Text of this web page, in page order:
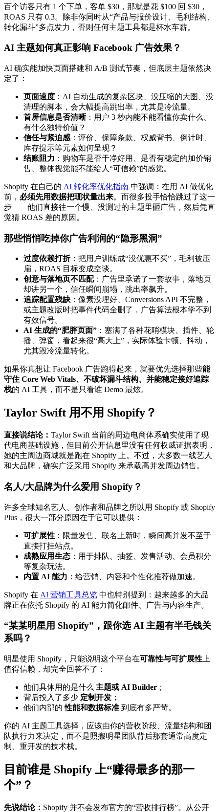
百个访客只有 1 个下单，客单 $30，那就是花 $100 回 $30，
ROAS 只有 0.3。除非你同时从“产品与报价设计、毛利结构、
转化漏斗”多点发力，否则任何主题工具都是杯水车薪。
AI 主题如何真正影响 Facebook 广告效果？
AI 确实能加快页面搭建和 A/B 测试节奏，但底层主题依然决
定了：
页面速度 ：AI 自动生成的复杂区块、没压缩的大图、没
清理的脚本，会大幅提高跳出率，尤其是冷流量。
首屏信息是否清晰：用户 3 秒内能不能看懂你卖什么、
有什么独特价值？
信任与紧迫感 ：评价、保障条款、权威背书、倒计时、
库存提示等元素如何呈现？
结账阻力 ：购物车是否干净好用、是否有稳定的加价销
售、整体视觉能不能给人“可信赖”的感觉。
Shopify 在自己的 AI 转化率优化指南 中强调：在用 AI 做优化
前， 必须先用数据把现状量出来。而很多投手恰恰跳过了这一
步——他们直接往一个慢、没测过的主题里砸广告，然后凭直
觉猜 ROAS 差的原因。
那些悄悄吃掉你广告利润的“隐形黑洞”
过度依赖打折：把用户训练成“没优惠不买”，毛利被压
扁，ROAS 目标变成空谈。
创意与落地页不匹配：广告里承诺了一套故事，落地页
却讲另一个，信任瞬间崩塌，跳出率飙升。
追踪配置残缺 ：像素没埋好、Conversions API 不完整，
或主题改版时把事件代码全删了，广告算法根本学不到
有效信号。
AI 生成的“肥胖页面” ：塞满了各种花哨模块、插件、轮
播、弹窗，看起来很“高大上”，实际体验卡顿、抖动，
尤其毁冷流量转化。
如果你真想让 Facebook 广告跑得起来，就要优先选择那些能
守住 Core Web Vitals、不破坏漏斗结构、并能稳定接好追踪
栈的 AI 工具，而不是只看谁 Demo 最炫。
Taylor Swift 用不用 Shopify？
直接说结论： Taylor Swift 当前的周边电商体系确实使用了现
代电商基础设施，但目前公开信息里没有任何权威证据表明，
她的主周边商城就是跑在 Shopify 上。不过，大多数一线艺人
和大品牌，确实广泛采用 Shopify 来承载高并发周边销售。
名人/大品牌为什么爱用 Shopify？
许多全球知名艺人、创作者和品牌之所以用 Shopify 或 Shopify
Plus，很大一部分原因在于它可以提供：
可扩展性 ：限量发售、联名上新时，瞬间高并发不至于
直接打挂站点。
成熟应用生态 ：用于排队、抽签、发售活动、会员积分
等复杂玩法。
内置 AI 能力 ：给营销、内容和个性化推荐做加速。
Shopify 在 AI 营销工具总览 中也特别提到：越来越多的大品
牌正在依托 Shopify 的 AI 能力简化邮件、广告与内容生产。
“某某明星用 Shopify”，跟你选 AI 主题有半毛钱关
系吗？
明星使用 Shopify，只能说明这个平台在可靠性与可扩展性 上
值得信赖，却完全回答不了：
他们具体用的是什么 主题或 AI Builder ；
背后投入了多少 定制开发 ；
他们内部的性能和数据标准 到底有多严苛。
你的 AI 主题工具选择，应该由你的营收阶段、流量结构和团
队执行力来决定，而不是照搬明星团队背后那套通常高度定
制、重开发的技术栈。
目前谁是 Shopify 上“赚得最多的那一
个”？
先说结论： Shopify 并不会发布官方的“营收排行榜”。从公开